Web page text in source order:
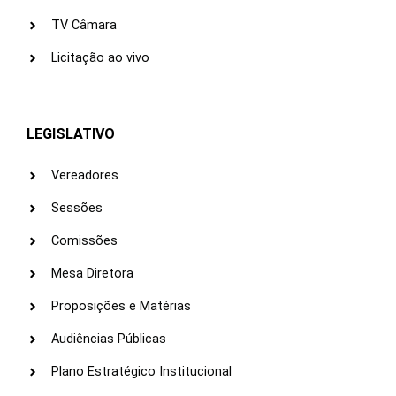
TV Câmara
Licitação ao vivo
LEGISLATIVO
Vereadores
Sessões
Comissões
Mesa Diretora
Proposições e Matérias
Audiências Públicas
Plano Estratégico Institucional